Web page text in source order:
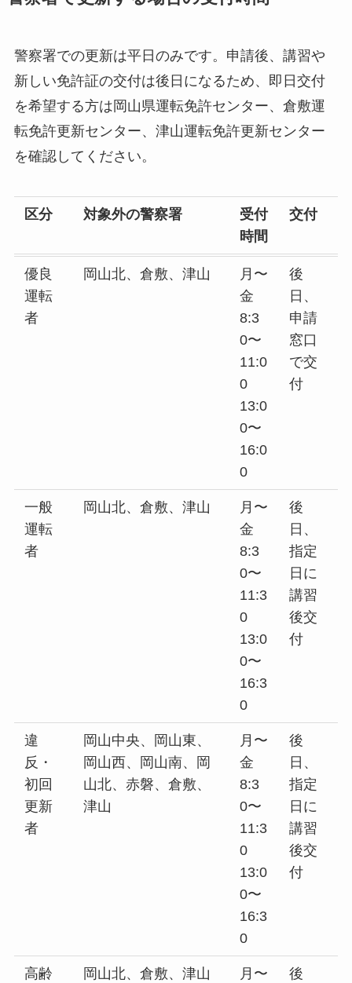
警察署での更新は平日のみです。申請後、講習や
新しい免許証の交付は後日になるため、即日交付
を希望する方は岡山県運転免許センター、倉敷運
転免許更新センター、津山運転免許更新センター
を確認してください。
区分 対象外の警察署
受付
時間
交付
優良
運転
者
岡山北、倉敷、津山
月〜
金
8:3
0〜
11:0
0
13:0
0〜
16:0
0
後
日、
申請
窓口
で交
付
一般
運転
者
岡山北、倉敷、津山
月〜
金
8:3
0〜
11:3
0
13:0
0〜
16:3
0
後
日、
指定
日に
講習
後交
付
違
反・
初回
更新
者
岡山中央、岡山東、
岡山西、岡山南、岡
山北、赤磐、倉敷、
津山
月〜
金
8:3
0〜
11:3
0
13:0
0〜
16:3
0
後
日、
指定
日に
講習
後交
付
高齢
岡山北、倉敷、津山
月〜
後